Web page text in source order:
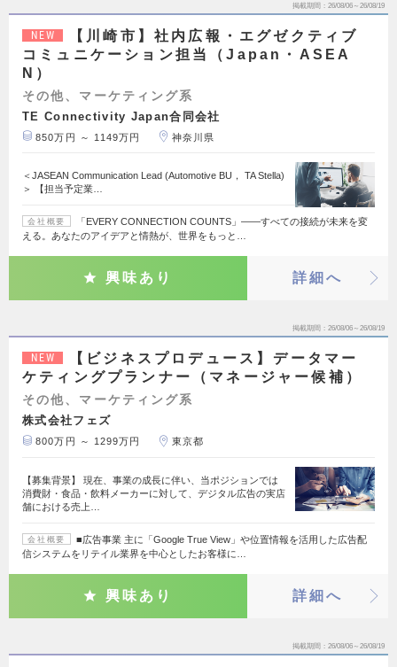
掲載期間 26/08/06～26/08/19
NEW
【川崎市】社内広報・エグゼクティブ
コミュニケーション担当（Japan・ASEA
N）
その他、マーケティング系
TE Connectivity Japan合同会社
850万円 ～ 1149万円 神奈川県
＜JASEAN Communication Lead (Automotive BU， TA Stella)
＞ 【担当予定業…
会社概要
「EVERY CONNECTION COUNTS」――すべての接続が未来を変
える。あなたのアイデアと情熱が、世界をもっと…
興味あり 詳細へ
掲載期間 26/08/06～26/08/19
NEW
【ビジネスプロデュース】データマー
ケティングプランナー（マネージャー候補）
その他、マーケティング系
株式会社フェズ
800万円 ～ 1299万円 東京都
【募集背景】 現在、事業の成長に伴い、当ポジションでは
消費財・食品・飲料メーカーに対して、デジタル広告の実店
舗における売上…
会社概要
■広告事業 主に「Google True View」や位置情報を活用した広告配
信システムをリテイル業界を中心としたお客様に…
興味あり 詳細へ
掲載期間 26/08/06～26/08/19